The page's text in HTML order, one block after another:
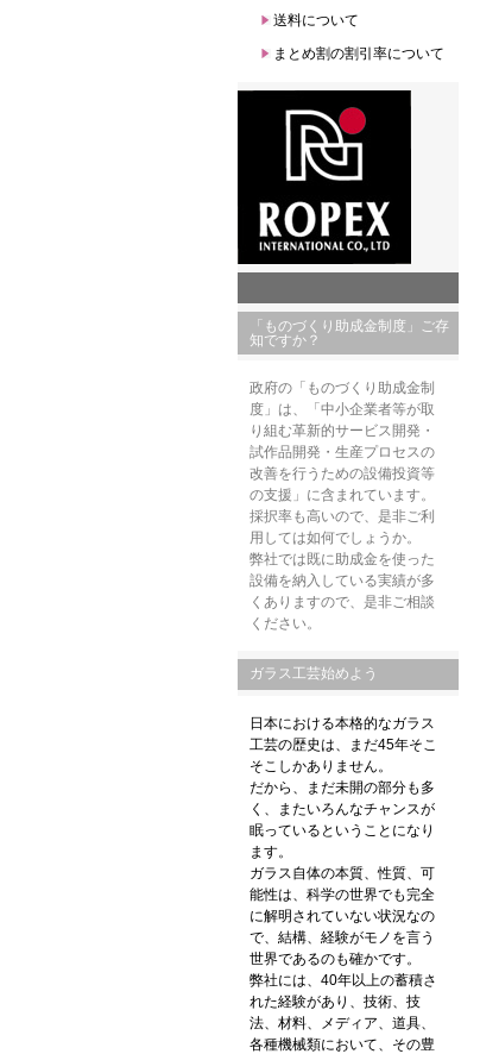
送料について
まとめ割の割引率について
「ものづくり助成金制度」ご存
知ですか？
政府の「ものづくり助成金制
度」は、「中小企業者等が取
り組む革新的サービス開発・
試作品開発・生産プロセスの
改善を行うための設備投資等
の支援 」に含まれています。
採択率も高いので、是非ご利
用しては如何でしょうか。
弊社では既に助成金を使った
設備を納入している実績が多
くありますので、是非ご相談
ください。
ガラス工芸始めよう
日本における本格的なガラス
工芸の歴史は、
まだ45年そこ
そこしかありません。
だから、まだ未開の部分も多
く、
またいろんなチャンスが
眠っているということになり
ます。
ガラス自体の本質、性質、可
能性は、 科学の世界でも完全
に解明されていない状況なの
で、結構、経験がモノを言う
世界であるのも確かです。
弊社には、40年以上の蓄積さ
れた経験があり、技術、技
法、 材料、メディア、道具、
各種機械類において、
その豊